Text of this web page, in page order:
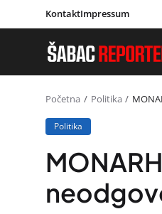
KontaktImpressum
Početna Politika
Politika